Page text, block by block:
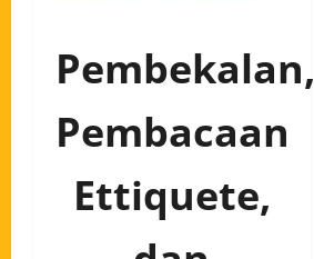
Pembekalan,
Pembacaan
Ettiquete,